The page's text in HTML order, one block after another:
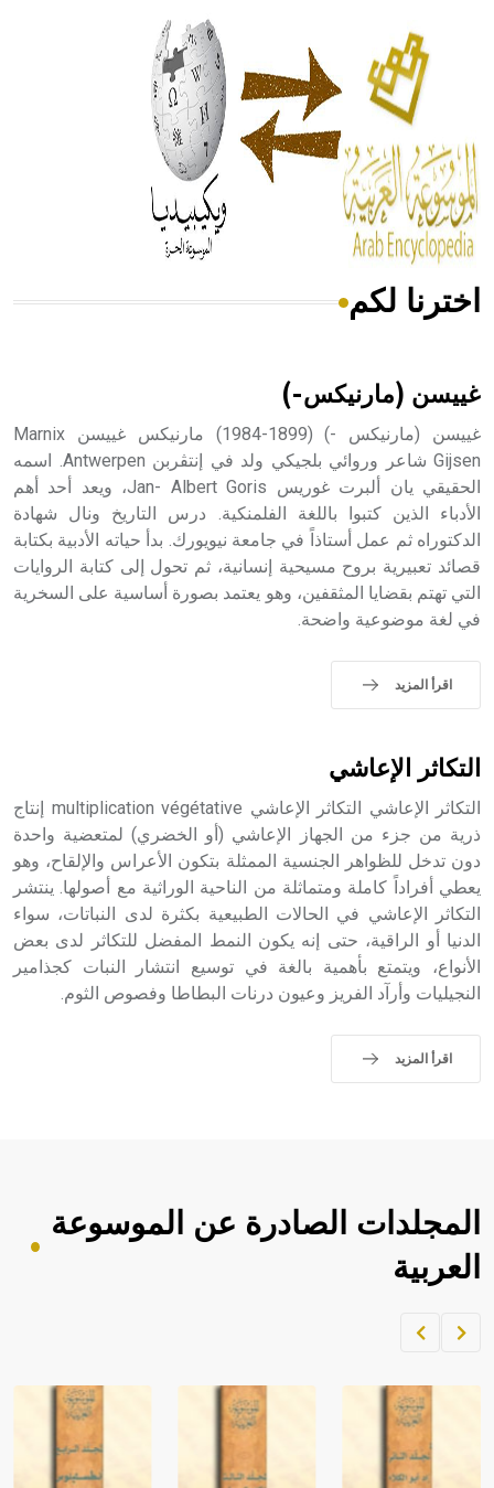
الحكم، الأدلة، تنظيم التغذية، ورسالته في جروح الرأس. ويعود
له الفضل بأنه حرر الطب من الدين والفلسفة.
- هل تعلم أن المرجان إفراز حيواني يتكون في البحر ويتركب
من مادة كربونات الكلسيوم، وهو أحمر أو شديد الحمرة وهو
أجود أنواعه، ويمتاز بكبر الحجم ويسمى الش
هل تعلم أن الأبسيد كلمة فرنسية اللفظ تم اعتمادها مصطلحاً
- هل تعلم أن أبجر Abgar اسم معروف جيداً يعود إلى عدد من
الملوك الذين حكموا مدينة إديسا (الرها) من أبجر الأول وحتى
التاسع، وهم ينتسبون إلى أسرة أوسروين
sign تكتب منفصلة غير متصلة، وتعتمد المبدأ الأكوروفوني،
اخترنا لكم
غييسن (مارنيكس-)
غييسن (مارنيكس -) (1899-1984) مارنيكس غييسن Marnix
Gijsen شاعر وروائي بلجيكي ولد في إنتڤربن Antwerpen. اسمه
الحقيقي يان ألبرت غوريس Jan- Albert Goris، ويعد أحد أهم
الأدباء الذين كتبوا باللغة الفلمنكية. درس التاريخ ونال شهادة
الدكتوراه ثم عمل أستاذاً في جامعة نيويورك. بدأ حياته الأدبية بكتابة
قصائد تعبيرية بروح مسيحية إنسانية، ثم تحول إلى كتابة الروايات
التي تهتم بقضايا المثقفين، وهو يعتمد بصورة أساسية على السخرية
في لغة موضوعية واضحة.
اقرأ المزيد
التكاثر الإعاشي
التكاثر الإعاشي التكاثر الإعاشي multiplication végétative إنتاج
ذرية من جزء من الجهاز الإعاشي (أو الخضري) لمتعضية واحدة
دون تدخل للظواهر الجنسية الممثلة بتكون الأعراس والإلقاح، وهو
يعطي أفراداً كاملة ومتماثلة من الناحية الوراثية مع أصولها. ينتشر
التكاثر الإعاشي في الحالات الطبيعية بكثرة لدى النباتات، سواء
الدنيا أو الراقية، حتى إنه يكون النمط المفضل للتكاثر لدى بعض
الأنواع، ويتمتع بأهمية بالغة في توسيع انتشار النبات كجذامير
النجيليات وأرآد الفريز وعيون درنات البطاطا وفصوص الثوم.
اقرأ المزيد
المجلدات الصادرة عن الموسوعة
العربية